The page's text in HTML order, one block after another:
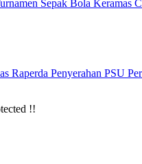
Sepak Bola Keramas
Raperda Penyerahan PSU
!!